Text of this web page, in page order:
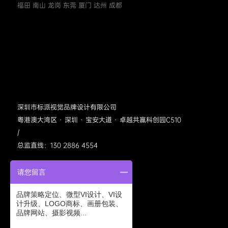
福田 南山 龙岗 东莞 厦门 达州 成都
深圳市标派视觉品牌设计有限公司
粤港澳大湾区 · 深圳 · 宝安大道 · 卓越共赢科创园C510
/
总监直线：130 2886 4554
请您留言
品牌策略定位、微型VI设计、VI设
计升级、LOGO商标、画册包装、
品牌网站、摄影视频...